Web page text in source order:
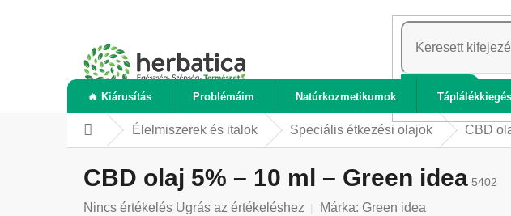
KERESÉS
🔥 Kiárusítás Problémáim Natúrkozmetikumok
KezdőlapÉlelmiszerek és italok Speciális étkezési olajok CBD
CBD olaj 5% – 10 ml – Green idea 5402
A
Nincs értékelés Ugrás az értékeléshez Márka: Green idea